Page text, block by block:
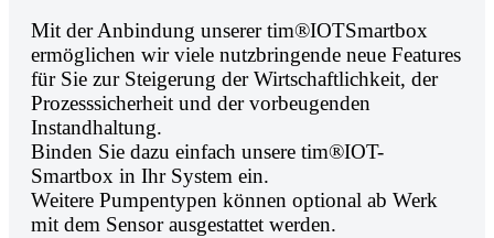
Mit der Anbindung unserer tim®IOTSmartbox
ermöglichen wir viele nutzbringende neue Features
für Sie zur Steigerung der Wirtschaftlichkeit, der
Prozesssicherheit und der vorbeugenden
Instandhaltung.
Binden Sie dazu einfach unsere tim®IOT-
Smartbox in Ihr System ein.
Weitere Pumpentypen können optional ab Werk
mit dem Sensor ausgestattet werden.